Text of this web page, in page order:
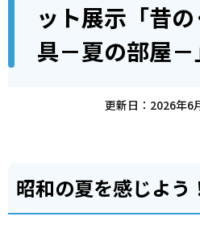
す
ら
ット展示「昔
具－夏の部屋－
更新日：2026年6
昭和の夏を感じよう